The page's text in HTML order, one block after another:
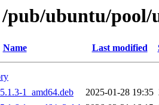
pub/ubuntu/pool/
Name Last modified
1_amd64.deb
2025-01-28 19:35